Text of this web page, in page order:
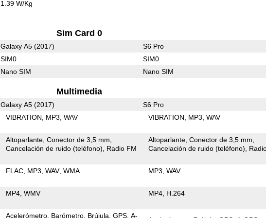
1.39 W/Kg
Sim Card 0
Galaxy A5 (2017) S6 Pro
SIM0 SIM0
Nano SIM Nano SIM
Multimedia
Galaxy A5 (2017) S6 Pro
VIBRATION MP3 WAV VIBRATION MP3 WAV
Altoparlante Conector de 3,5 mm
Cancelación de ruido (teléfono)
Radio FM
Altoparlante Conector de 3,5 mm
Cancelación de ruido (teléfono)
FLAC MP3 WAV WMA MP3 WAV
MP4 WMV MP4 H.264
Acelerómetro Barómetro Brújula GPS A-